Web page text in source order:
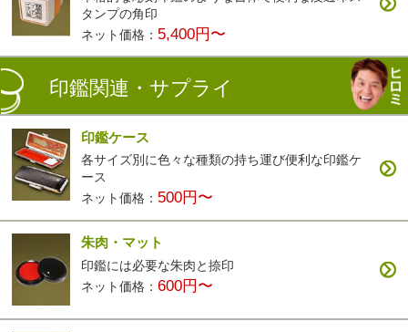
タンプの角印
ネット価格： 5,400円〜
印鑑関連・サプライ
印鑑ケース
各サイズ別に色々な種類の持ち運び便利な印鑑ケ
ース
ネット価格： 500円〜
朱肉・マット
印鑑には必要な朱肉と捺印
ネット価格：600円〜